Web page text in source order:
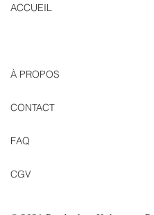
ACCUEIL
À PROPOS
CONTACT
FAQ
CGV